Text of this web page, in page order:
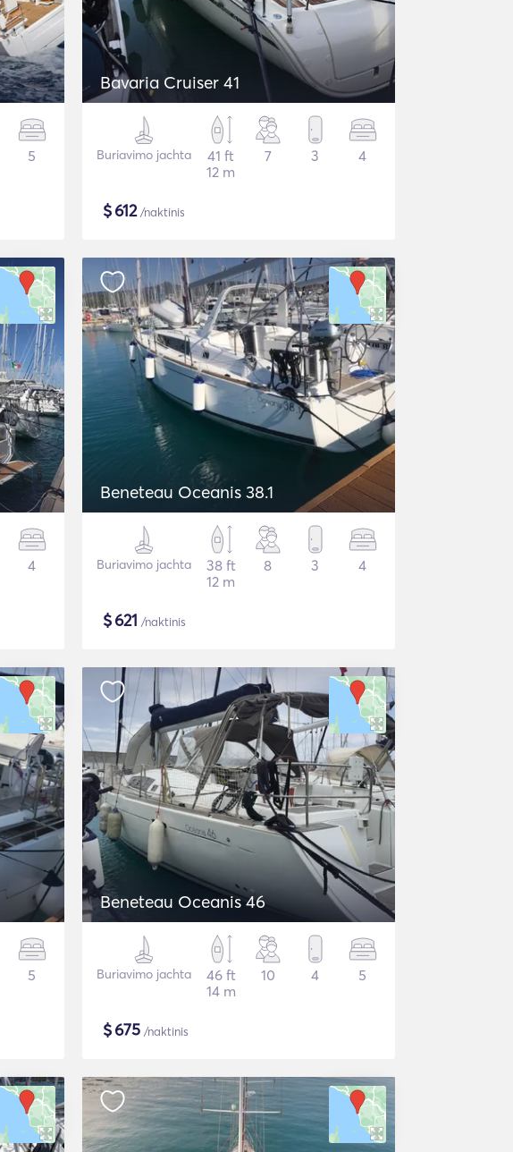
5
Bavaria Cruiser 41
Buriavimo jachta
41 ft
12 m
7 3 4
$612/naktinis
4
Beneteau Oceanis 38.1
Buriavimo jachta
38 ft
12 m
8 3 4
$621 /naktinis
5
Beneteau Oceanis 46
Buriavimo jachta
46 ft
14 m
10 4 5
$675 /naktinis